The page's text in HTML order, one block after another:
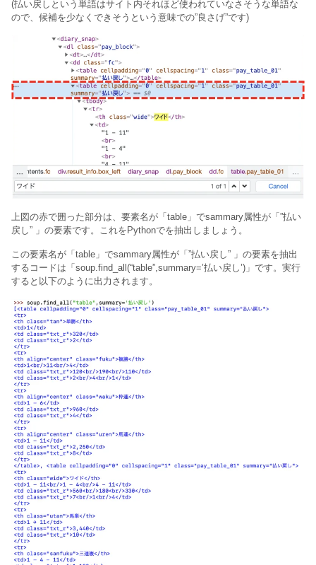
(払い戻しという単語はサイト内それほど使われていなさそうな単語な
ので、候補を少なくできそうという意味での”良さげ”です)
上図の赤で囲った部分は、要素名が「table」でsammary属性が「”払い
戻し” 」の要素です。これをPythonでを抽出しましょう。
この要素名が「table」でsammary属性が「”払い戻し” 」の要素を抽出
するコードは「soup.find_all(“table”,summary=’払い戻し’)」です。実行
すると以下のように出力されます。